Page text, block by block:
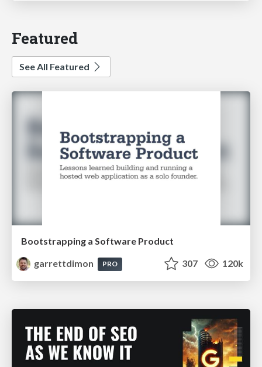
Featured
See All Featured
Bootstrapping a Software Product
garrettdimon
PRO 307 120k